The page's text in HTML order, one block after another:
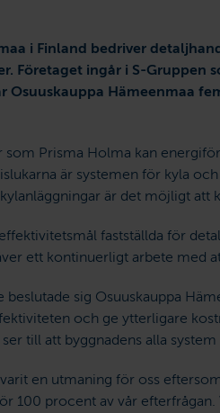
i Finland bedriver
Företaget ingår i S-Gruppen
Osuuskauppa Hämeenmaa
som Prisma Holma kan
är systemen för kyla
är det möjligt att
fastställda för
ett kontinuerligt arbete med
beslutade sig Osuuskauppa
och ge ytterligare
till att byggnadens alla
en utmaning för oss
100 procent av vår